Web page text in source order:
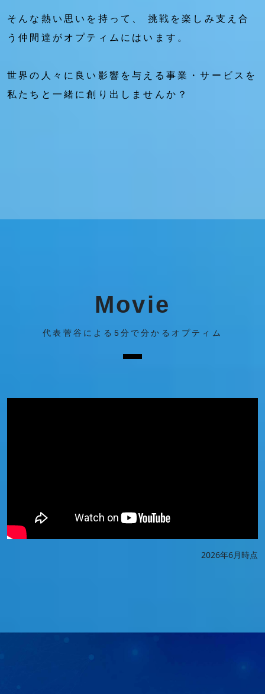
そんな熱い思いを持って、
挑戦を楽しみ支え合
う仲間達がオプティムにはいます。
世界の人々に良い影響を与える事業・サービスを
私たちと一緒に創り出しませんか？
Movie
代表菅谷による5分で分かるオプティム
2026年6月時点